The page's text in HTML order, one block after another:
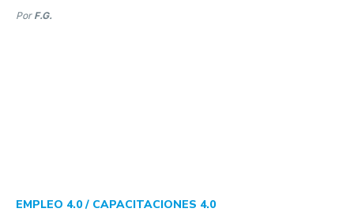
Por F.G.
EMPLEO 4.0 / CAPACITACIONES 4.0